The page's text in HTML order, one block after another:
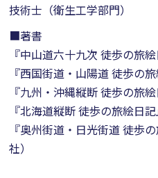
技術士（衛生工学部門）
■著書
『中山道六十九次 徒歩の旅
『西国街道・山陽道 徒歩の
『九州・沖縄縦断 徒歩の旅
『北海道縦断 徒歩の旅絵日
『奥州街道・日光街道 徒歩
社）